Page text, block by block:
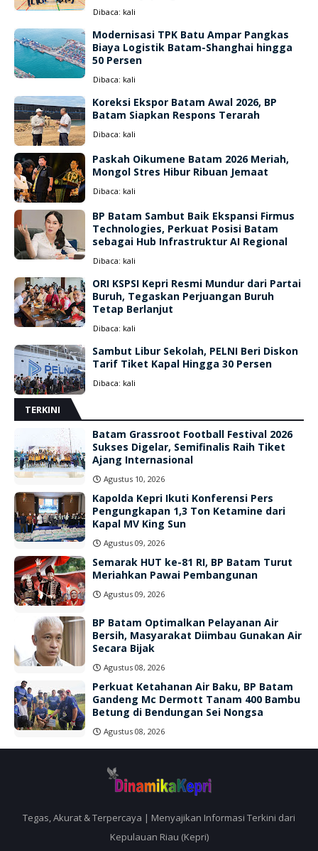
Dibaca: kali
Modernisasi TPK Batu Ampar Pangkas
Biaya Logistik Batam-Shanghai hingga
50 Persen
Dibaca: kali
Koreksi Ekspor Batam Awal 2026, BP
Batam Siapkan Respons Terarah
Dibaca: kali
Paskah Oikumene Batam 2026 Meriah,
Mongol Stres Hibur Ribuan Jemaat
Dibaca: kali
BP Batam Sambut Baik Ekspansi Firmus
Technologies, Perkuat Posisi Batam
sebagai Hub Infrastruktur AI Regional
Dibaca: kali
ORI KSPSI Kepri Resmi Mundur dari Partai
Buruh, Tegaskan Perjuangan Buruh
Tetap Berlanjut
Dibaca: kali
Sambut Libur Sekolah, PELNI Beri Diskon
Tarif Tiket Kapal Hingga 30 Persen
Dibaca: kali
TERKINI
Batam Grassroot Football Festival 2026
Sukses Digelar, Semifinalis Raih Tiket
Ajang Internasional
Agustus 10, 2026
Kapolda Kepri Ikuti Konferensi Pers
Pengungkapan 1,3 Ton Ketamine dari
Kapal MV King Sun
Agustus 09, 2026
Semarak HUT ke-81 RI, BP Batam Turut
Meriahkan Pawai Pembangunan
Agustus 09, 2026
BP Batam Optimalkan Pelayanan Air
Bersih, Masyarakat Diimbau Gunakan Air
Secara Bijak
Agustus 08, 2026
Perkuat Ketahanan Air Baku, BP Batam
Gandeng Mc Dermott Tanam 400 Bambu
Betung di Bendungan Sei Nongsa
Agustus 08, 2026
Tegas, Akurat & Terpercaya | Menyajikan Informasi Terkini dari
Kepulauan Riau (Kepri)